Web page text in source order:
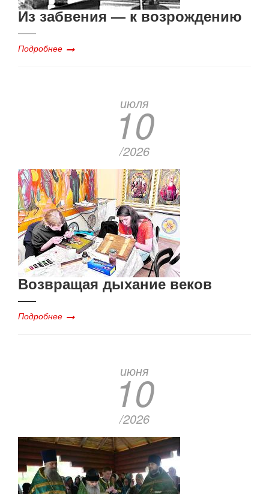
Из забвения — к возрождению
Подробнее
июля
10
/2026
Возвращая дыхание веков
Подробнее
июня
10
/2026